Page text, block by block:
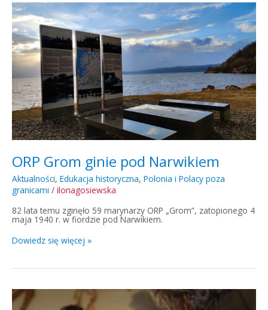
ORP Grom ginie pod Narwikiem
Aktualności, Edukacja historyczna, Polonia i Polacy poza
granicami / ilonagosiewska
82 lata temu zginęło 59 marynarzy ORP „Grom”, zatopionego 4
maja 1940 r. w fiordzie pod Narwikiem.
ORP
Grom
ginie
pod
Narwikiem
Dowiedz się więcej »
Dzień
Polonii